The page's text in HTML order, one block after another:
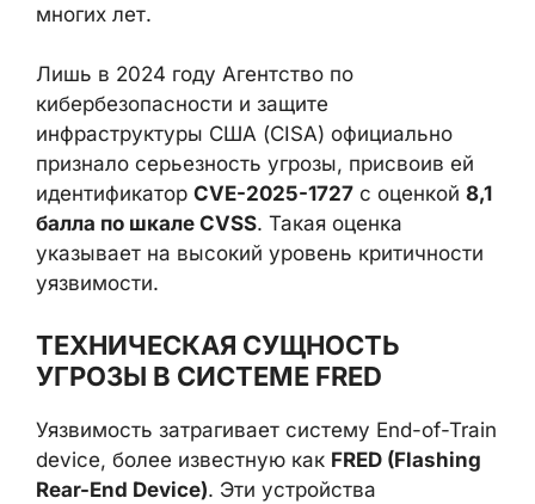
многих лет.
Лишь в 2024 году Агентство по
кибербезопасности и защите
инфраструктуры США (CISA) официально
признало серьезность угрозы, присвоив ей
идентификатор CVE-2025-1727 с оценкой 8,1
балла по шкале CVSS. Такая оценка
указывает на высокий уровень критичности
уязвимости.
ТЕХНИЧЕСКАЯ СУЩНОСТЬ
УГРОЗЫ В СИСТЕМЕ FRED
Уязвимость затрагивает систему End-of-Train
device, более известную как FRED (Flashing
Rear-End Device). Эти устройства